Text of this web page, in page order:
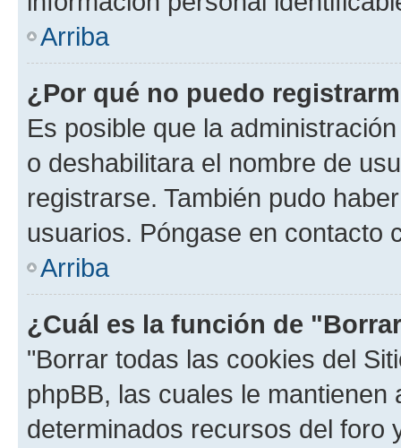
Arriba
¿Por qué no puedo
Es posible que la
o deshabilitara el nombre de
registrarse. También pudo
usuarios. Póngase en contacto
Arriba
¿Cuál es la función de
"Borrar todas las cookies del
phpBB, las cuales le
determinados recursos del foro